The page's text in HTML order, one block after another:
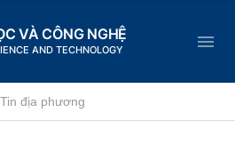
VÀ CÔNG NGHỆ
AND TECHNOLOGY
Tin địa phương